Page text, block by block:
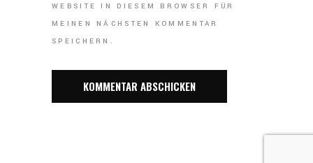
WEBSITE IN DIESEM BROWSER FÜR
MEINEN NÄCHSTEN KOMMENTAR
SPEICHERN.